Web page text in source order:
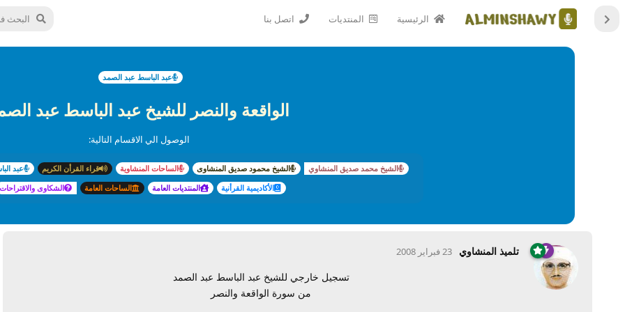
الرئيسية المنتديات اتصل بنا
عبد الباسط عبد الصمد
الواقعة والنصر للشيخ عبد الباسط عبد
الوصول الي الاقسام التالية:
الشيخ محمد صديق المنشاوي الشيخ محمود صديق المنشاوى الساحات المنشاوية قراء القرأن الكريم
عبد
الأكاديمية القرأنية
المنتديات العامة الساحات العامة الشكاوى
تلميذ المنشاوي 23 فبراير 2008
تسجيل خارجي للشيخ عبد الباسط عبد الصمد
من سورة الواقعة والنصر